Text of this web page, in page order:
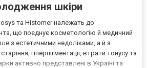
шкіри
та Histomer належать до
що поєднує косметологію й медичний
з естетичними недоліками, а й з
гіперпігментації, втрати тонусу та
активно представлені в Україні та